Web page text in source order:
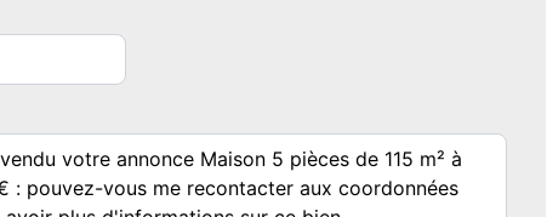
buanderie. A l'étage sous pente : dégagement, une suite de 27m²
de 14m² pouvant être aménagée en chambre (création d'un
clim et toilettes.